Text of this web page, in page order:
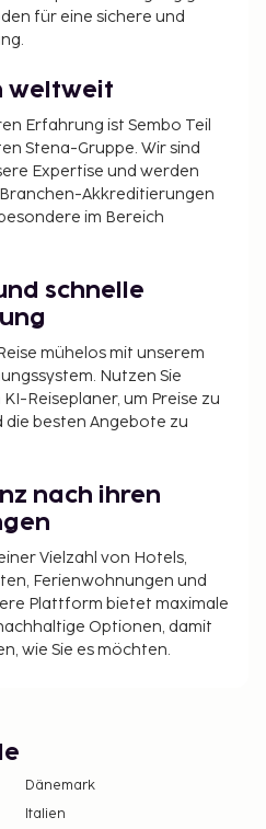
planst, ist dieses
zu den 936 Quadratfuß
zählen
Vor Ort gibt
Service (kostenlos).
(z. B. Innenpool und
Uhr geöffnet)) lassen
Zu den Highlights, die
und ein
Inn by Marriott
Lebensmittelgeschäft. Ein
wird täglich
150 USD pro Unterkunft,
wird eine Gebühr
Zusatzbett: 10 USD pro
enthält vielleicht nicht
Haustiere nur in
erlaubt. Daneben sind
in Bezug auf
für eine sichere und
weltweit
Erfahrung ist Sembo Teil
Stena-Gruppe. Wir sind
Expertise und werden
Akkreditierungen
im Bereich
schnelle
mühelos mit unserem
Nutzen Sie
Reiseplaner, um Preise zu
die besten Angebote zu
nach ihren
Vielzahl von Hotels,
Ferienwohnungen und
Plattform bietet maximale
Optionen, damit
wie Sie es möchten.
Dänemark
Italien